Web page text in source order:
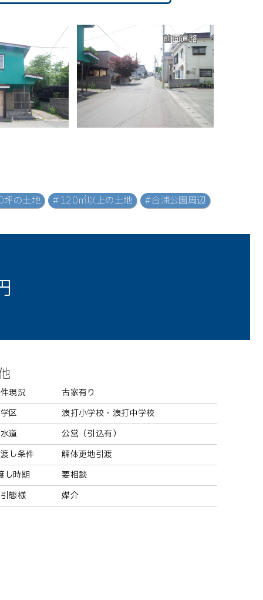
前面道路
の土地 #120㎡以上の土地 #合浦公園周辺
現況
古家有り
学区
浪打小学校・浪打中学校
水道
公営（引込有）
し条件
解体更地引渡
し時期
要相談
態様
媒介